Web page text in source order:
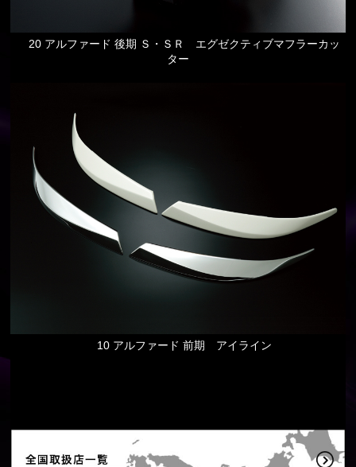
20 アルファード 後期 Ｓ・ＳＲ エグゼクティブマフラーカッ
ター
10 アルファード 前期 アイライン